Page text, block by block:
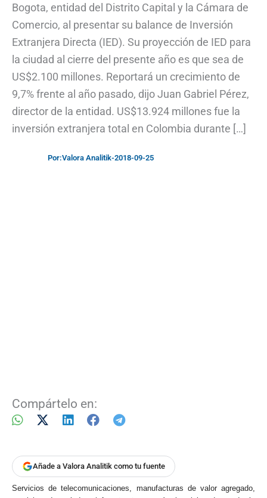
Bogota, entidad del Distrito Capital y la Cámara de
Comercio, al presentar su balance de Inversión
Extranjera Directa (IED). Su proyección de IED para
la ciudad al cierre del presente año es que sea de
US$2.100 millones. Reportará un crecimiento de
9,7% frente al año pasado, dijo Juan Gabriel Pérez,
director de la entidad. US$13.924 millones fue la
inversión extranjera total en Colombia durante […]
Por:Valora Analitik-2018-09-25
Compártelo en:
Añade a Valora Analitik como tu fuente
Servicios de telecomunicaciones, manufacturas de valor agregado,